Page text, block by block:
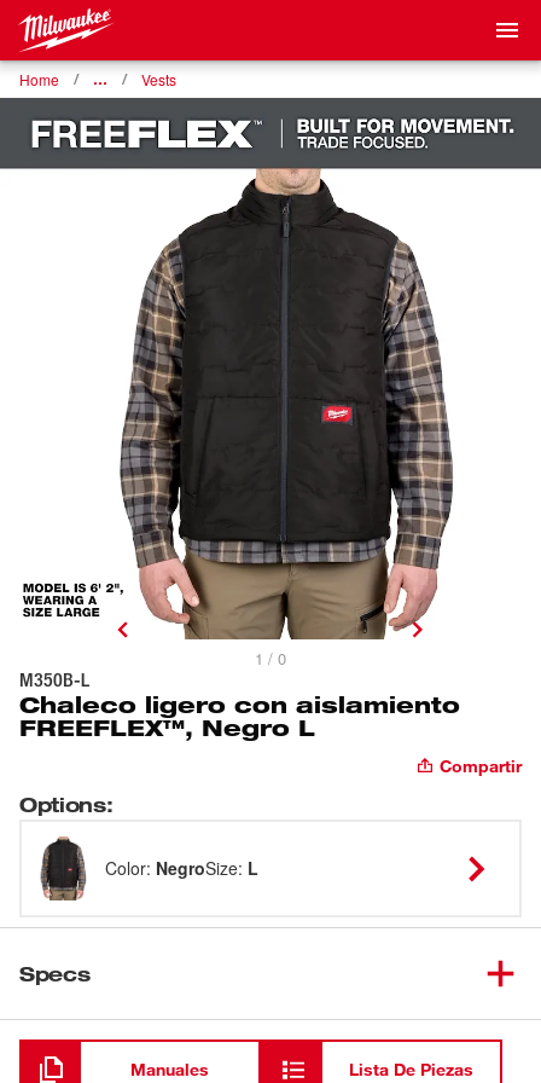
Home … Vests
1 / 0
M350B-L
Chaleco ligero con aislamiento
FREEFLEX™, Negro L
Compartir
Options:
Color: NegroSize: L
Specs
Cargando
Manuales Lista De Piezas